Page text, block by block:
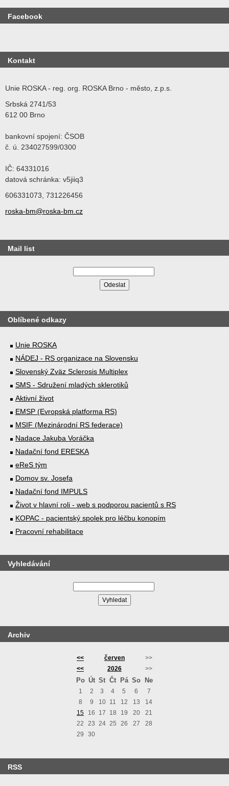
Facebook
Kontakt
Unie ROSKA - reg. org. ROSKA Brno - město, z.p.s.
Srbská 2741/53
612 00 Brno
bankovní spojení: ČSOB
č. ú. 234027599/0300
IČ: 64331016
datová schránka: v5jiiq3
606331073, 731226456
roska-bm@roska-bm.cz
Mail list
Oblíbené odkazy
Unie ROSKA
NÁDEJ - RS organizace na Slovensku
Slovenský Zväz Sclerosis Multiplex
SMS - Sdružení mladých sklerotiků
Aktivní život
EMSP (Evropská platforma RS)
MSIF (Mezinárodní RS federace)
Nadace Jakuba Voráčka
Nadační fond ERESKA
eReS tým
Domov sv. Josefa
Nadační fond IMPULS
Život v hlavní roli - web s podporou pacientů s RS
KOPAC - pacientský spolek pro léčbu konopím
Pracovní rehabilitace
Vyhledávání
Archiv
<< červen
>>
<<
2026 >>
Po Út St Čt Pá So Ne
1 2 3 4 5 6
7
8
9 10 11 12 13
14
15
16 17 18 19 20
21
22
23 24 25 26 27
28
29
30
RSS